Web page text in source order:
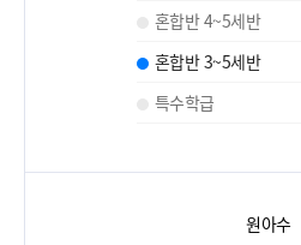
혼합반 4~5세반
혼합반 3~5세반
특수학급
원아수